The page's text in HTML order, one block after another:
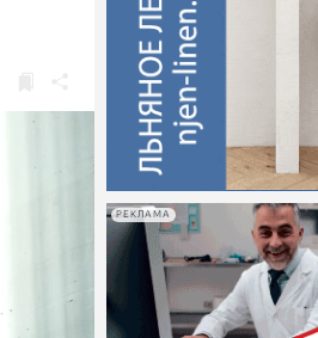
РЕКЛАМА